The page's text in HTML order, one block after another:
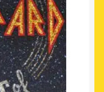
36,00€.